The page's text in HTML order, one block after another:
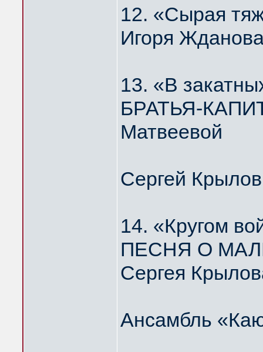
12. «Сырая
Игоря
13. «В
БРАТЬЯ-
Матвеевой
Сергей Крылов
14. «Кругом
ПЕСНЯ О
Сергея
Ансамбль